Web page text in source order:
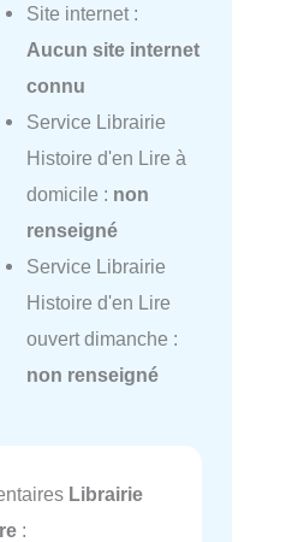
Site internet :
Aucun site internet
connu
Service Librairie
Histoire d'en Lire à
domicile : non
renseigné
Service Librairie
Histoire d'en Lire
ouvert dimanche :
non renseigné
Librairie
: